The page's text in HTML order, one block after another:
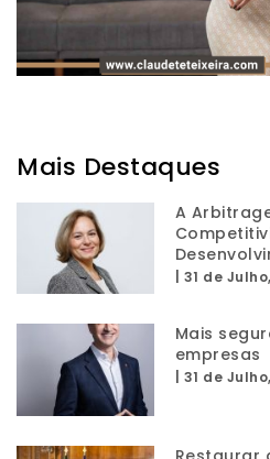
Mais Destaques
A
31 de
Mais
empresas
31 de